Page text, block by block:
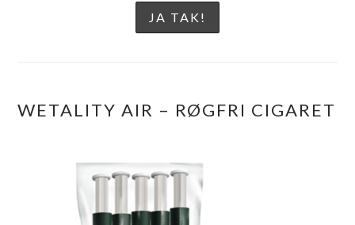
WETALITY AIR – RØGFRI CIGARET